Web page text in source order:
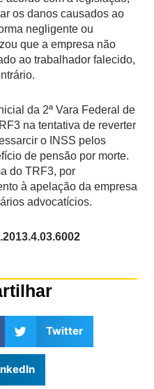
os danos causados ao
negligente ou
que a empresa não
ao trabalhador falecido,
da 2ª Vara Federal de
na tentativa de reverter
o INSS pelos
de pensão por morte.
do TRF3, por
à apelação da empresa
advocatícios.
Twitter